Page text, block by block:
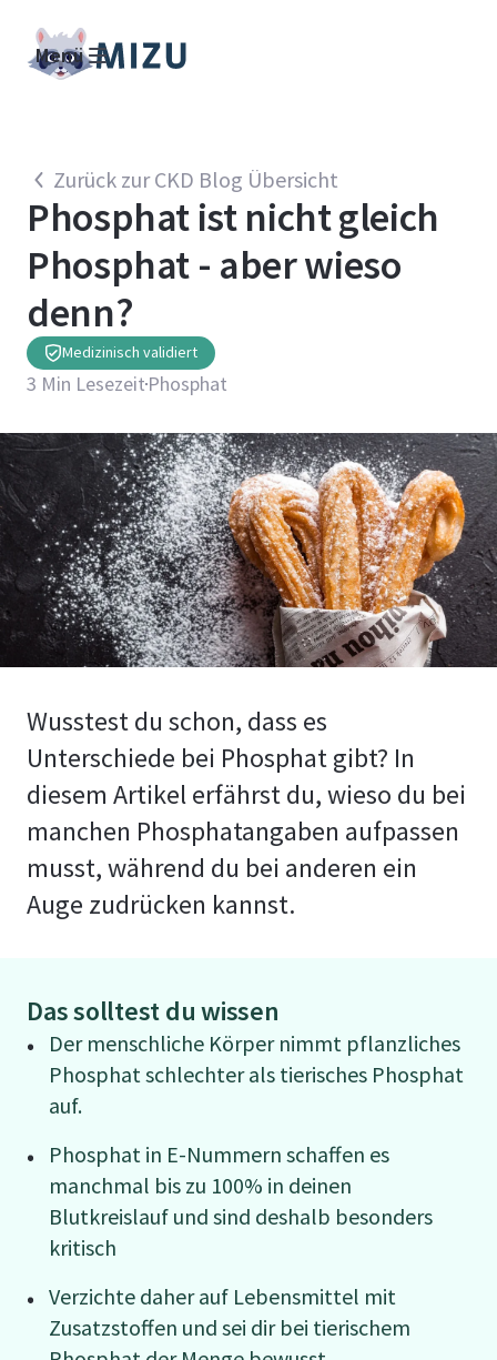
Menü
Zurück zur CKD Blog Übersicht
Phosphat ist nicht gleich
Phosphat - aber wieso
denn?
Medizinisch validiert
3 Min Lesezeit Phosphat
Wusstest du schon, dass es
Unterschiede bei Phosphat gibt? In
diesem Artikel erfährst du, wieso du bei
manchen Phosphatangaben aufpassen
musst, während du bei anderen ein
Auge zudrücken kannst.
Das solltest du wissen
Der menschliche Körper nimmt pflanzliches
Phosphat schlechter als tierisches Phosphat
auf.
Phosphat in E-Nummern schaffen es
manchmal bis zu 100% in deinen
Blutkreislauf und sind deshalb besonders
kritisch
Verzichte daher auf Lebensmittel mit
Zusatzstoffen und sei dir bei tierischem